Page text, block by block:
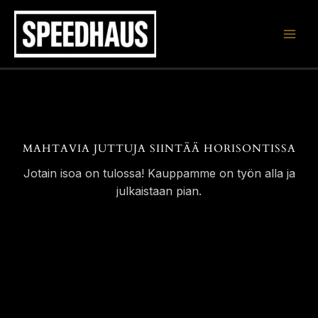
Siirry
sisältöön
MAHTAVIA JUTTUJA SIINTÄÄ HORISONTISSA
Jotain isoa on tulossa! Kauppamme on työn alla ja
julkaistaan pian.